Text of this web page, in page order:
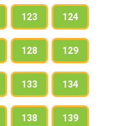
123 124
128 129
133 134
138 139